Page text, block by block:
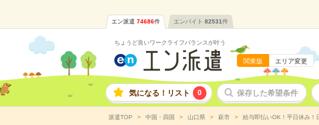
エン派遣 74686件 エンバイト 82531件
ちょうど良いワークライフバランスが叶う
関東版 エリア変更
気になる！リスト 0 保存した希望条件
派遣TOP 中国・四国 山口県 萩市 給与即払いOK！平日休み